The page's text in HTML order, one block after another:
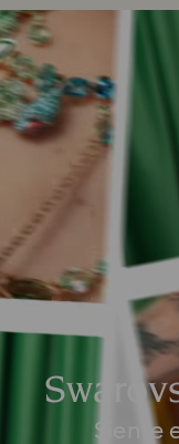
Siente